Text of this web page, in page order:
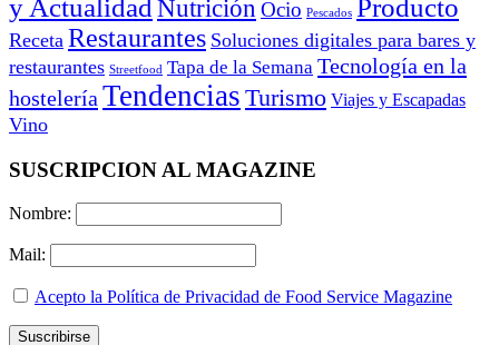
y Actualidad Nutrición Ocio Pescados Producto
Receta Restaurantes Soluciones digitales para bares y
restaurantes Streetfood Tapa de la Semana Tecnología en la
hostelería Tendencias Turismo Viajes y Escapadas
Vino
SUSCRIPCION AL MAGAZINE
Nombre:
Mail:
Acepto la Política de Privacidad de Food Service Magazine